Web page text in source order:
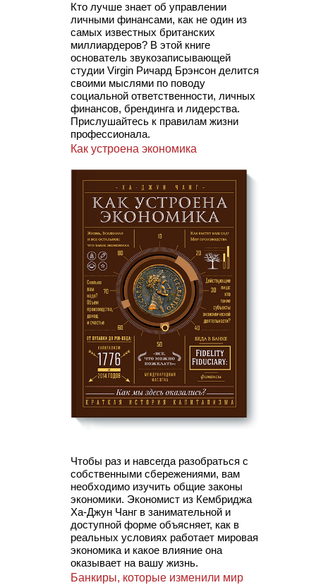
Кто лучше знает об управлении
личными финансами, как не один из
самых известных британских
миллиардеров? В этой книге
основатель звукозаписывающей
студии Virgin Ричард Брэнсон делится
своими мыслями по поводу
социальной ответственности, личных
финансов, брендинга и лидерства.
Прислушайтесь к правилам жизни
профессионала.
Как устроена экономика
Чтобы раз и навсегда разобраться с
собственными сбережениями, вам
необходимо изучить общие законы
экономики. Экономист из Кембриджа
Ха-Джун Чанг в занимательной и
доступной форме объясняет, как в
реальных условиях работает мировая
экономика и какое влияние она
оказывает на вашу жизнь.
Банкиры, которые изменили мир